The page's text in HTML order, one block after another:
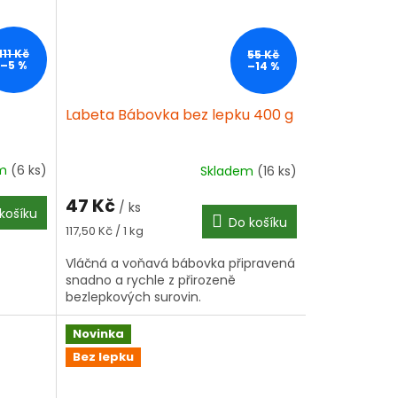
Kč
–5 %
(6 ks)
55 Kč
–14 %
Labeta Bábovka bez lepku 400 g
produktu
je
3,7
z
5
hvězdiček.
Skladem (16 ks)
47 Kč / ks
Měrná
117,50 Kč / 1 kg Do košíku
Vláčná a voňavá bábovka připravená
snadno a rychle z přirozeně
bezlepkových surovin.
Novinka
Bez lepku